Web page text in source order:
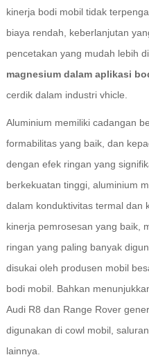
kinerja bodi mobil tidak
biaya rendah, keberlanjutan
pencetakan yang mudah lebih
magnesium dalam aplikasi
cerdik dalam industri vhicle.
Aluminium memiliki cadangan
formabilitas yang baik, dan
dengan efek ringan yang
berkekuatan tinggi, aluminium
dalam konduktivitas termal dan
kinerja pemrosesan yang baik,
ringan yang paling banyak
disukai oleh produsen mobil
bodi mobil. Bahkan
Audi R8 dan Range Rover
digunakan di cowl mobil,
lainnya.